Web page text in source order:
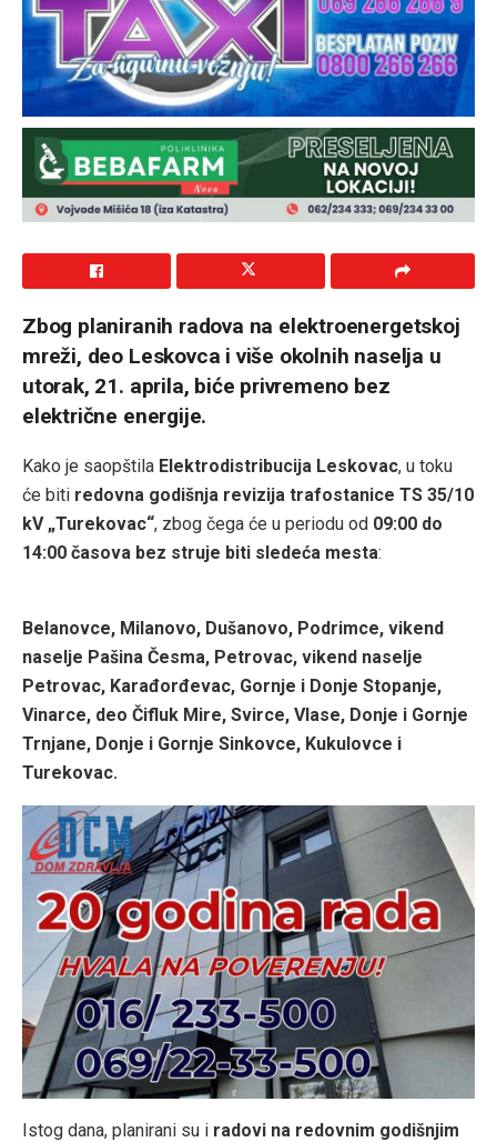
Zbog planiranih radova na elektroenergetskoj
mreži, deo Leskovca i više okolnih naselja u
utorak, 21. aprila, biće privremeno bez
električne energije.
Kako je saopštila Elektrodistribucija Leskovac, u toku
će biti redovna godišnja revizija trafostanice TS 35/10
kV „Turekovac“, zbog čega će u periodu od 09:00 do
14:00 časova bez struje biti sledeća mesta:
Belanovce, Milanovo, Dušanovo, Podrimce, vikend
naselje Pašina Česma, Petrovac, vikend naselje
Petrovac, Karađorđevac, Gornje i Donje Stopanje,
Vinarce, deo Čifluk Mire, Svirce, Vlase, Donje i Gornje
Trnjane, Donje i Gornje Sinkovce, Kukulovce i
Turekovac.
Istog dana, planirani su i radovi na redovnim godišnjim